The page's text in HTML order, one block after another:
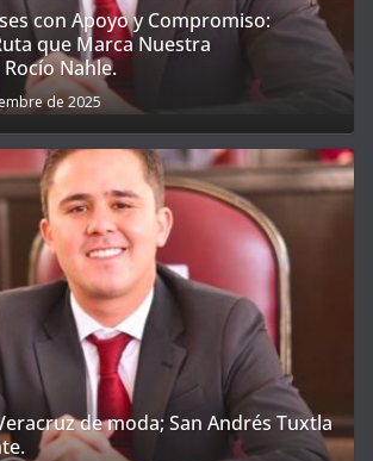
con Apoyo y Compromiso:
que Marca Nuestra
Nahle.
de 2025
de moda; San Andrés Tuxtla